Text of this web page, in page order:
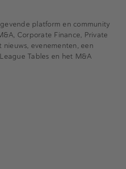
platform en community
Corporate Finance, Private
evenementen, een
Tables en het M&A